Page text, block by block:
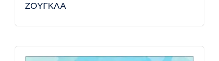
ΖΟΥΓΚΛΑ